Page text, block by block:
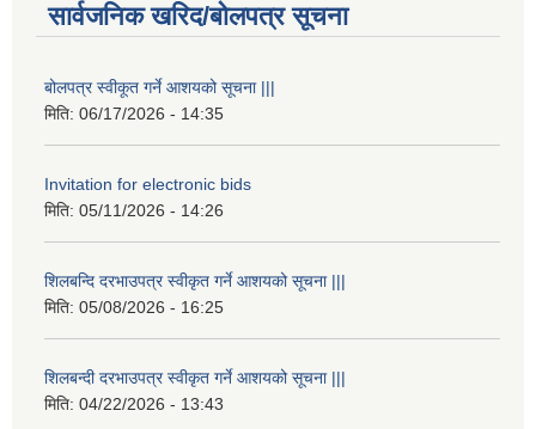
सार्वजनिक खरिद/बोलपत्र सूचना
बोलपत्र स्वीकूत गर्ने आशयको सूचना |||
मिति: 06/17/2026 - 14:35
Invitation for electronic bids
मिति: 05/11/2026 - 14:26
शिलबन्दि दरभाउपत्र स्वीकृत गर्ने आशयको सूचना |||
मिति: 05/08/2026 - 16:25
शिलबन्दी दरभाउपत्र स्वीकृत गर्ने आशयको सूचना |||
मिति: 04/22/2026 - 13:43